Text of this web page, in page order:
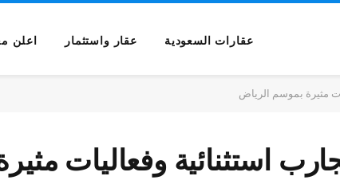
عقارات السعودية عقار واستثمار اعلن
مثيرة بموسم الرياض
استثنائية وفعاليات